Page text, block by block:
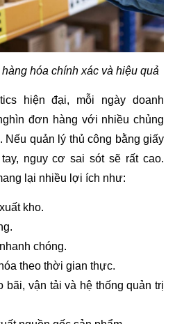
hóa chính xác và hiệu quả
hiện đại, mỗi ngày doanh
đơn hàng với nhiều chủng
Nếu quản lý thủ công bằng giấy
nguy cơ sai sót sẽ rất cao.
lại nhiều lợi ích như:
kho.
chóng.
theo thời gian thực.
vận tải và hệ thống quản trị